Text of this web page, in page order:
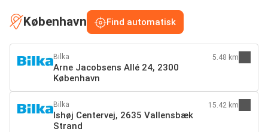
København Find automatisk
Bilka
Arne Jacobsens Allé 24, 2300
København
5.48 km
Bilka
Ishøj Centervej, 2635 Vallensbæk
Strand
15.42 km